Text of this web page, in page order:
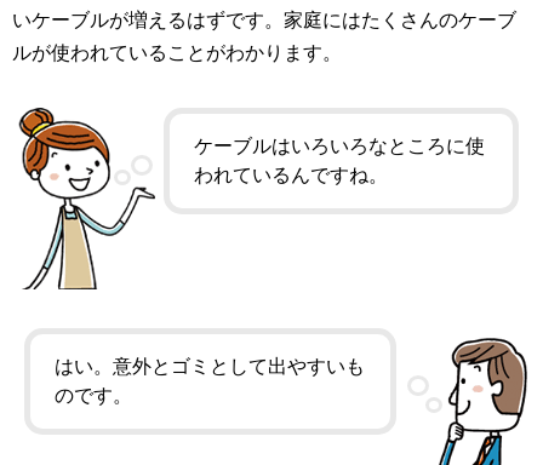
いケーブルが増えるはずです。家庭にはたくさんのケーブ
ルが使われていることがわかります。
ケーブルはいろいろなところに使
われているんですね。
はい。意外とゴミとして出やすいも
のです。